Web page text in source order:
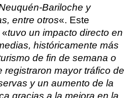
Bariloche y
entre otros«. Este
tuvo un impacto directo en
históricamente más
de fin de semana o
registraron mayor tráfico de
y un aumento de la
gracias a la mejora en la